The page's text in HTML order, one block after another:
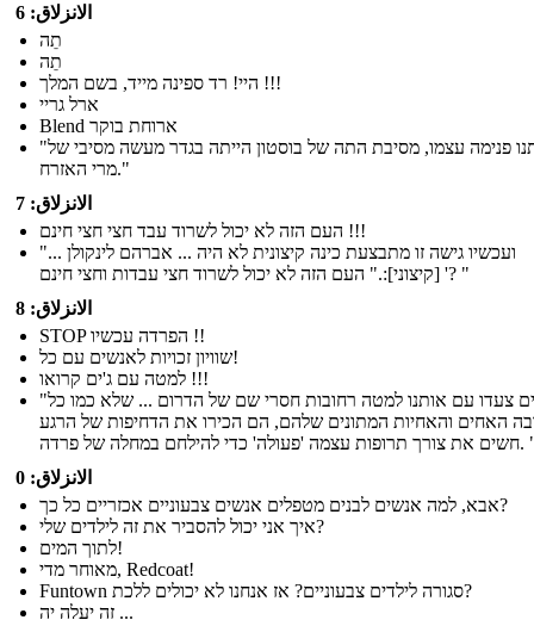
الانزلاق: 6
תֵה
תֵה
היי! רד ספינה מייד, בשם המלך !!!
ארל גריי
Blend ארוחת בוקר
"ובמדינתנו פנימה עצמו, מסיבת התה של בוסטון הייתה בגדר מעשה מסיבי של
מרי האזרח."
الانزلاق: 7
העם הזה לא יכול לשרוד עבד חצי חצי חינם !!!
"... ועכשיו גישה זו מתבצעת כינה קיצונית לא היה ... אברהם לינקולן
[קיצוני]:." העם הזה לא יכול לשרוד חצי עבדות וחצי חינם '? "
الانزلاق: 8
STOP הפרדה עכשיו !!
שוויון זכויות לאנשים עם כל!
למטה עם ג'ים קרואו !!!
"אחרים צעדו עם אותנו למטה רחובות חסרי שם של הדרום ... שלא כמו כל
האחים והאחיות המתונים שלהם, הם הכירו את הדחיפות של הרגע
'פעולה' כדי להילחם במחלה של פרדה. "
الانزلاق: 0
אבא, למה אנשים לבנים מטפלים אנשים צבעוניים אכזריים כל כך?
איך אני יכול להסביר את זה לילדים שלי?
לתוך המים!
מאוחר מדי, Redcoat!
Funtown סגורה לילדים צבעוניים? אז אנחנו לא יכולים ללכת?
זה יעלה יה ...